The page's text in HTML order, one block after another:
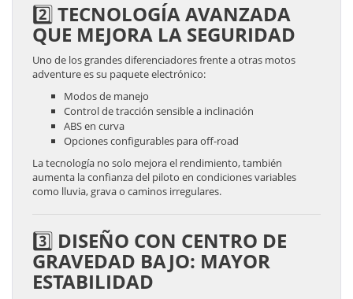
2️⃣ TECNOLOGÍA AVANZADA
QUE MEJORA LA SEGURIDAD
Uno de los grandes diferenciadores frente a otras motos
adventure es su paquete electrónico:
Modos de manejo
Control de tracción sensible a inclinación
ABS en curva
Opciones configurables para off-road
La tecnología no solo mejora el rendimiento, también
aumenta la confianza del piloto en condiciones variables
como lluvia, grava o caminos irregulares.
3️⃣ DISEÑO CON CENTRO DE
GRAVEDAD BAJO: MAYOR
ESTABILIDAD